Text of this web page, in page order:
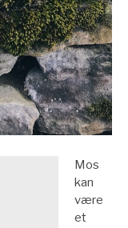
Mos
kan
være
et